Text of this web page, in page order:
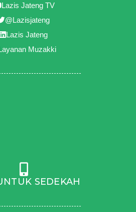
Lazis Jateng TV
@Lazisjateng
Lazis Jateng
Muzakki
SEDEKAH